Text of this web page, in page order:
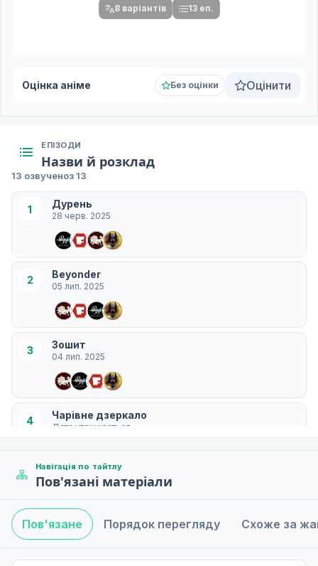
8 варіантів 13 еп.
Оцінка аніме Без оцінки Оцінити
ЕПІЗОДИ
Назви й розклад
13 озвученоз 13
1 Дурень
28 черв. 2025
2 Beyonder
05 лип. 2025
3 Зошит
04 лип. 2025
4 Чарівне дзеркало
Дата уточнюється
Герой
6
Навігація по тайтлу
Пов'язані матеріали
Пов'язане Порядок перегляду Схоже за